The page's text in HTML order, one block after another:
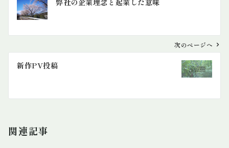
ビ
ン
弊社の企業理念と起業した意味
次のページへ
新作PV投稿
関連記事